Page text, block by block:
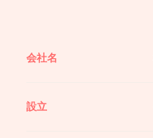
会社名
設立